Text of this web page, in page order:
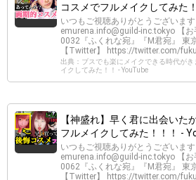
コスメでフルメイクしてみた
いつもご視聴ありがとうございます
emurena.info@guild-inc.tokyo 【
0032『ふくれな宛』『M君宛』 東
【Twitter】 https://twitter.com/
出典：ブスでも楽にメイクできる時代が
イクしてみた！！ - YouTube
【神盛れ】早く君に出会いた
フルメイクしてみた！！！ -
いつもご視聴ありがとうございます
emurena.info@guild-inc.tokyo 【
0062『ふくれな宛』『M君宛』 東
【Twitter】 https://twitter.com/